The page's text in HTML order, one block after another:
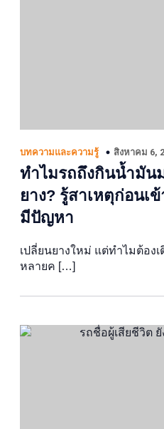
บทความและความรู้ สิงหาคม 6,
ทำไมรถถึงกินน้ำมัน
ยาง? รู้สาเหตุก่อนเ
มีปัญหา
เปลี่ยนยางใหม่ แต่ทำไมต้อง
หลายค […]